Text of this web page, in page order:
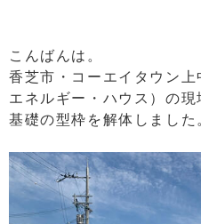
こんばんは。
香芝市・コーエイタウン
エネルギー・ハウス）の現
基礎の型枠を解体しました